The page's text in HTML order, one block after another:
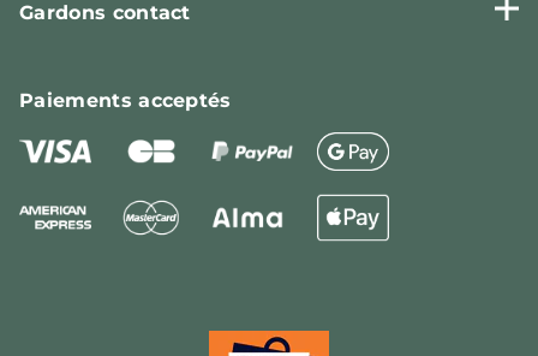
Gardons contact
Paiementsacceptés